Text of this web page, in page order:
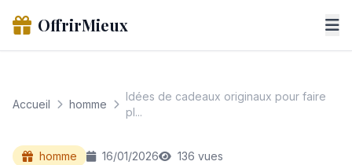
OffrirMieux
Accueil homme
Idées de cadeaux originaux pour faire
pl...
homme 16/01/2026 136 vues